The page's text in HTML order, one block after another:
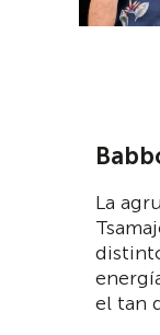
La
el tan